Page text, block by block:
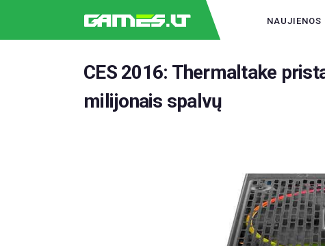
NAUJIENOS
CES 2016: Thermaltake
milijonais spalvų